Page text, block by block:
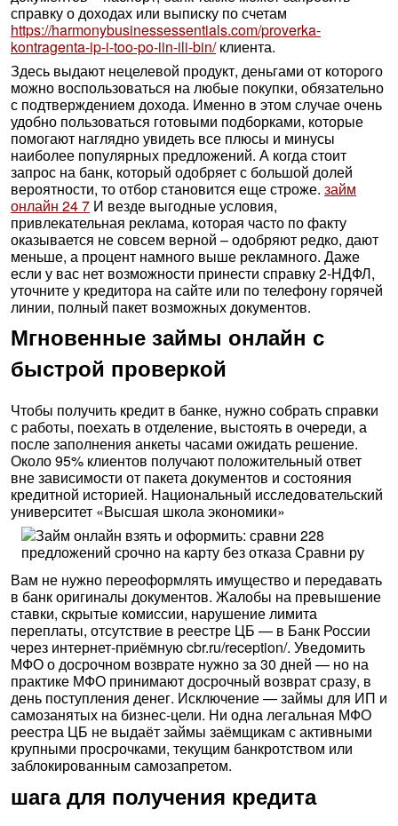
справку о доходах или выписку по счетам
https://harmonybusinessessentials.com/proverka-
kontragenta-ip-i-too-po-iin-ili-bin/клиента.
Здесь выдают нецелевой продукт, деньгами от которого
можно воспользоваться на любые покупки, обязательно
с подтверждением дохода. Именно в этом случае очень
удобно пользоваться готовыми подборками, которые
помогают наглядно увидеть все плюсы и минусы
наиболее популярных предложений. А когда стоит
запрос на банк, который одобряет с большой долей
вероятности, то отбор становится еще строже. займ
онлайн 24 7 И везде выгодные условия,
привлекательная реклама, которая часто по факту
оказывается не совсем верной – одобряют редко, дают
меньше, а процент намного выше рекламного. Даже
если у вас нет возможности принести справку 2-НДФЛ,
уточните у кредитора на сайте или по телефону горячей
линии, полный пакет возможных документов.
Мгновенные займы онлайн с
быстрой проверкой
Чтобы получить кредит в банке, нужно собрать справки
с работы, поехать в отделение, выстоять в очереди, а
после заполнения анкеты часами ожидать решение.
Около 95% клиентов получают положительный ответ
вне зависимости от пакета документов и состояния
кредитной историей. Национальный исследовательский
университет «Высшая школа экономики»
Вам не нужно переоформлять имущество и передавать
в банк оригиналы документов. Жалобы на превышение
ставки, скрытые комиссии, нарушение лимита
переплаты, отсутствие в реестре ЦБ — в Банк России
через интернет-приёмную cbr.ru/reception/. Уведомить
МФО о досрочном возврате нужно за 30 дней — но на
практике МФО принимают досрочный возврат сразу, в
день поступления денег. Исключение — займы для ИП и
самозанятых на бизнес-цели. Ни одна легальная МФО
реестра ЦБ не выдаёт займы заёмщикам с активными
крупными просрочками, текущим банкротством или
заблокированным самозапретом.
шага для получения кредита